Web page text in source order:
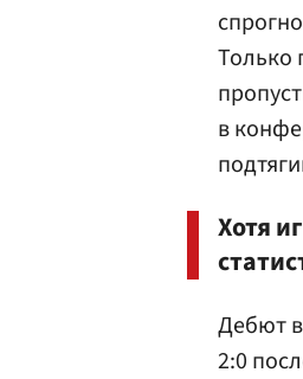
Только
в
Хотя
Дебют
2:0